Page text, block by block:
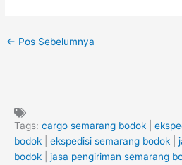
← Pos Sebelumnya
Tags: cargo semarang bodok
bodok
ekspedisi semarang bodok
bodok
jasa pengiriman semarang